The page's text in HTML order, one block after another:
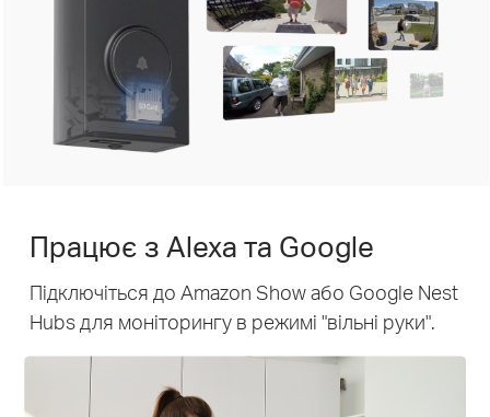
Працює з Alexa та Google
Підключіться до Amazon Show або Google Nest
Hubs для моніторингу в режимі "вільні руки".